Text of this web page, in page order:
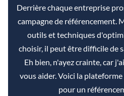
Derrière chaque entreprise
campagne de référencement.
outils et techniques
choisir, il peut être difficile de
Eh bien, n'ayez crainte, car
vous aider. Voici la
pour un